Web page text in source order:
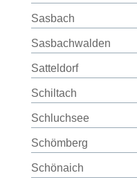
Sasbach
Sasbachwalden
Satteldorf
Schiltach
Schluchsee
Schömberg
Schönaich